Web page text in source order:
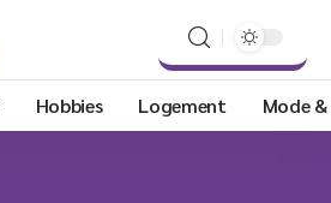
Hobbies Logement Mode